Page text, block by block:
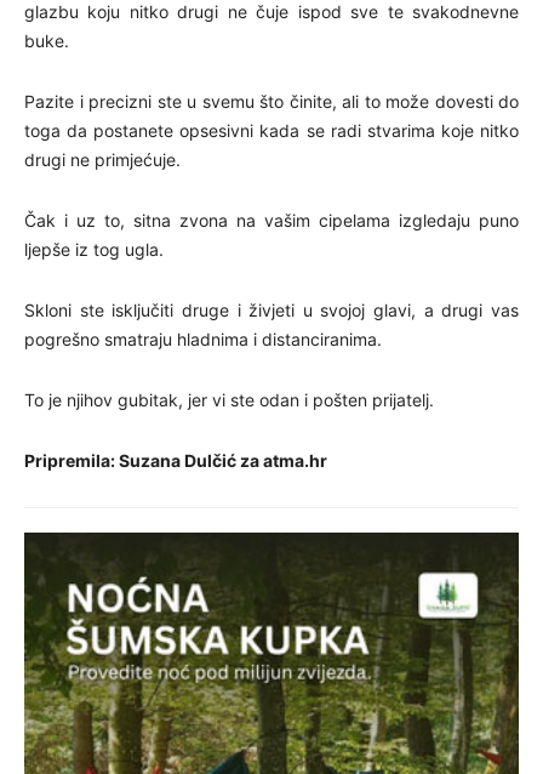
glazbu koju nitko drugi ne čuje ispod sve te svakodnevne
buke.
Pazite i precizni ste u svemu što činite, ali to može dovesti do
toga da postanete opsesivni kada se radi stvarima koje nitko
drugi ne primjećuje.
Čak i uz to, sitna zvona na vašim cipelama izgledaju puno
ljepše iz tog ugla.
Skloni ste isključiti druge i živjeti u svojoj glavi, a drugi vas
pogrešno smatraju hladnima i distanciranima.
To je njihov gubitak, jer vi ste odan i pošten prijatelj.
Pripremila: Suzana Dulčić za atma.hr